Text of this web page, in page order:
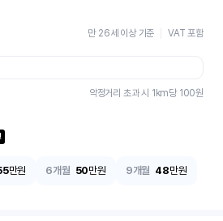
만 26세 이상 기준 VAT 포함
약정거리 초과 시 1km당 100원
만원 6개월 50만원 9개월 48만원